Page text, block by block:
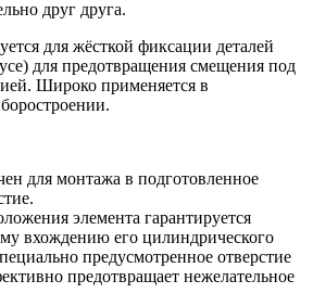
друг друга.
для жёсткой фиксации деталей
для предотвращения смещения под
Широко применяется в
для монтажа в подготовленное
элемента гарантируется
вхождению его цилиндрического
предусмотренное отверстие
предотвращает нежелательное